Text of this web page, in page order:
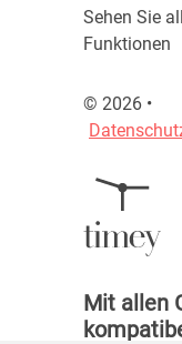
Sehen Sie
Funktionen
© 2026 •
Mit allen